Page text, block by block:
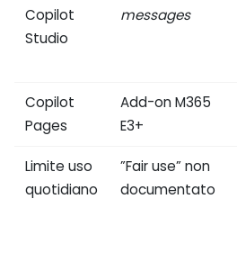
Copilot
Studio
messages
Copilot
Pages
Add-on M365
E3+
Limite uso
quotidiano
”Fair use” non
documentato